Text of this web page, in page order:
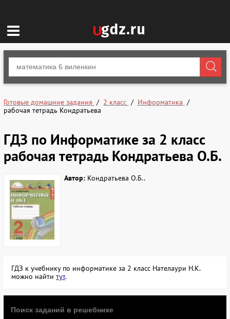
Готовые домашние задания 2 класс
Информатика
рабочая тетрадь Кондратьева
ГДЗ по Информатике за 2 класс
рабочая тетрадь Кондратьева О.Б.
Автор: Кондратьева О.Б..
ГДЗ к учебнику по информатике за 2 класс Нателаури Н.К.
можно найти тут.